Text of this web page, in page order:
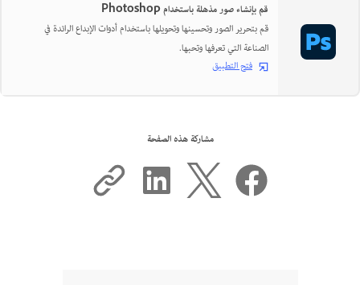
قم بإنشاء صور مذهلة باستخدام Photoshop
قم بتحرير الصور وتحسينها وتحويلها باستخدام أدوات الإبداع الرائدة في
الصناعة التي تعرفها وتحبها.
فتح التطبيق
مشاركة هذه الصفحة